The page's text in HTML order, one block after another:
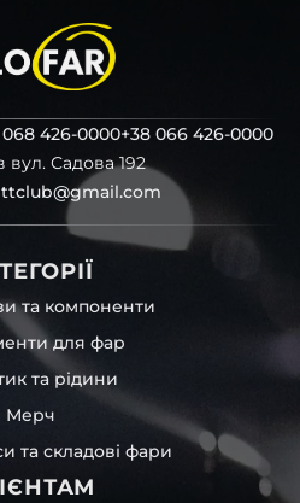
068 426-0000+38 066 426-0000
вул. Садова 192
та компоненти
для фар
та рідини
Мерч
та складові фари